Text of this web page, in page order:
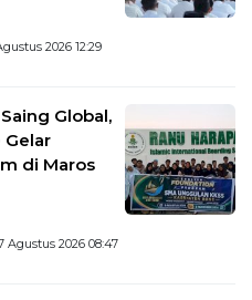
2026 12:29
Global,
Gelar
di Maros
Agustus 2026 08:47